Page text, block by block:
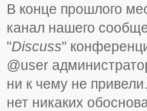
В конце прошлого
канал нашего
"Discuss"
@user
ни к чему не
нет никаких